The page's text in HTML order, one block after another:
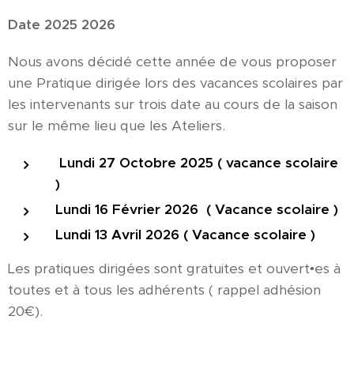
Date 2025 2026
Nous avons décidé cette année de vous proposer
une Pratique dirigée lors des vacances scolaires par
les intervenants sur trois date au cours de la saison
sur le même lieu que les Ateliers.
Lundi 27 Octobre 2025 ( vacance scolaire
)
Lundi 16 Février 2026 ( Vacance scolaire )
Lundi 13 Avril 2026 ( Vacance scolaire )
Les pratiques dirigées sont gratuites et ouvert•es à
toutes et à tous les adhérents ( rappel adhésion
20€).